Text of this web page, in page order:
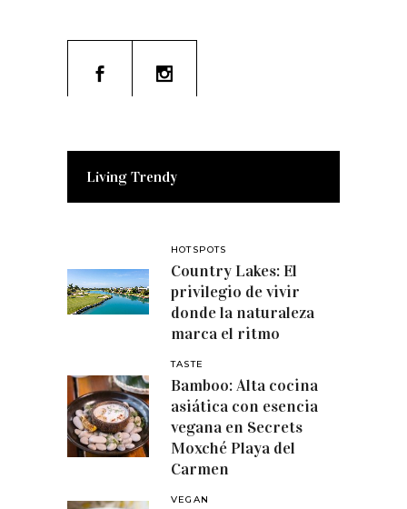
Living Trendy
HOTSPOTS
Country Lakes: El
privilegio de vivir
donde la naturaleza
marca el ritmo
TASTE
Bamboo: Alta cocina
asiática con esencia
vegana en Secrets
Moxché Playa del
Carmen
VEGAN